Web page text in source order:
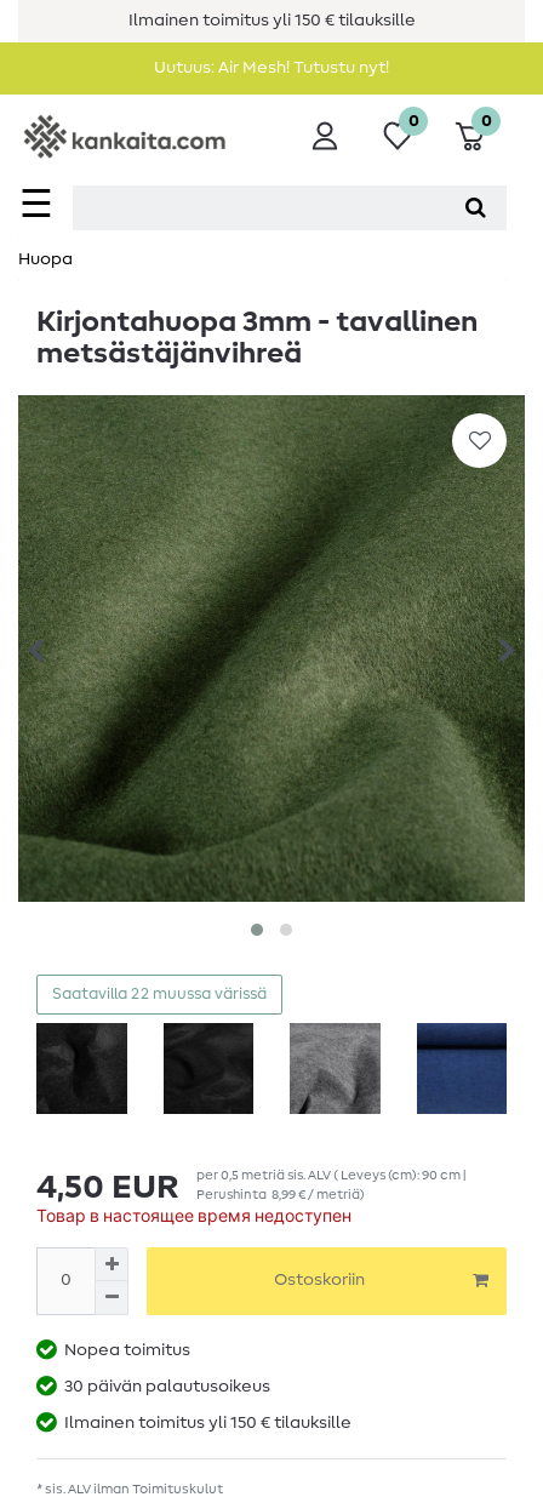
Ilmainen toimitus yli 150 € tilauksille
Uutuus: Air Mesh! Tutustu nyt!
☰
0 0
Huopa
Kirjontahuopa 3mm - tavallinen
metsästäjänvihreä
Saatavilla 22 muussa värissä
4,50 EUR per0,5 metriäsis. ALV( Leveys (cm): 90 cm |
Perushinta 8,99 € / metriä)
Товар в настоящее время недоступен
Ostoskoriin
Nopea toimitus
30 päivän palautusoikeus
Ilmainen toimitus yli 150 € tilauksille
* sis. ALV ilman Toimituskulut